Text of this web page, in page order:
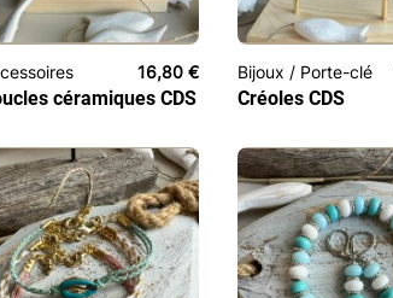
16,80 €
céramiques CDS
Bijoux / Porte-clé
Créoles CDS